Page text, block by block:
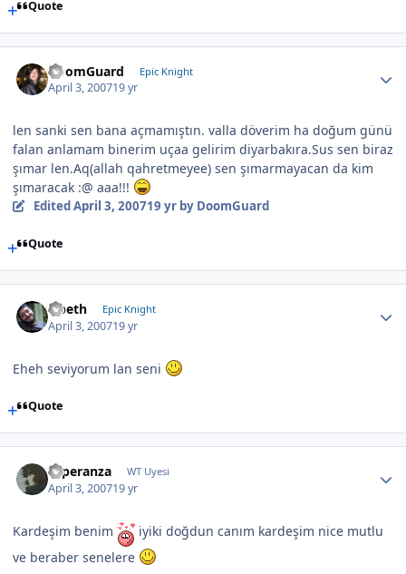
Quote
DoomGuard Epic Knight
April 3, 200719 yr
len sanki sen bana açmamıştın. valla döverim ha doğum günü
falan anlamam binerim uçaa gelirim diyarbakıra.Sus sen biraz
şımar len.Aq(allah qahretmeyee) sen şımarmayacan da kim
şımaracak :@ aaa!!!
Edited April 3, 200719 yrby DoomGuard
Quote
Opeth Epic Knight
April 3, 200719 yr
Eheh seviyorum lan seni
Quote
Esperanza WT Uyesi
April 3, 200719 yr
Kardeşim benim
iyiki doğdun canım kardeşim nice mutlu
ve beraber senelere